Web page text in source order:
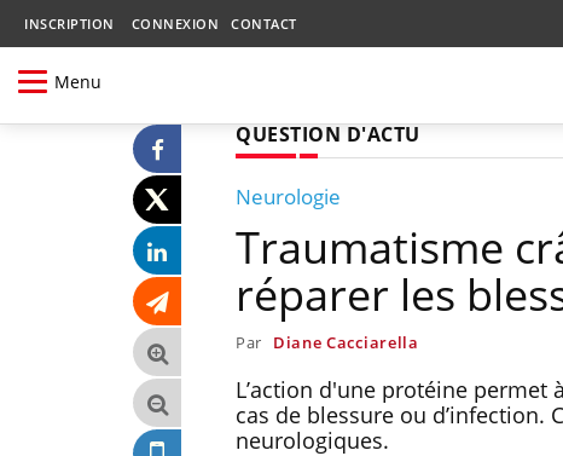
INSCRIPTION CONNEXION CONTACT
Menu
QUESTION D'ACTU
Neurologie
Traumatisme
réparer les
Par Diane Cacciarella
L’action d'une protéine permet
cas de blessure ou
neurologiques.